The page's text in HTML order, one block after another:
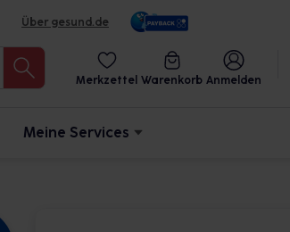
Über gesund.de
Merkzettel Warenkorb Anmelden
Meine Services